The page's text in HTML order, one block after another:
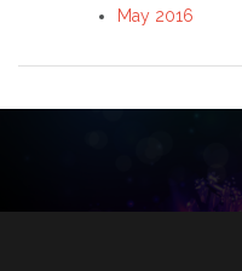
May 2016